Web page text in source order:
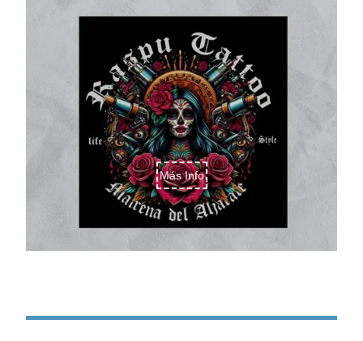
Más Info